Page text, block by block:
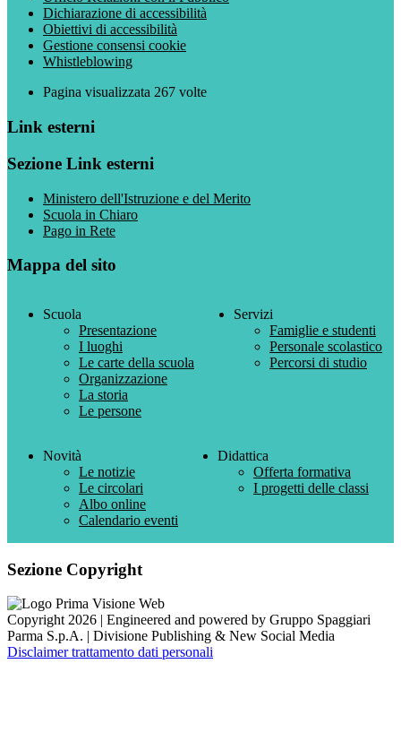
Dichiarazione di accessibilità
Obiettivi di accessibilità
Gestione consensi cookie
Whistleblowing
Pagina visualizzata 267 volte
Link esterni
Sezione Link esterni
Ministero dell'Istruzione e del Merito
Scuola in Chiaro
Pago in Rete
Mappa del sito
Scuola
Presentazione
I luoghi
Le carte della scuola
Organizzazione
La storia
Le persone
Servizi
Famiglie e studenti
Personale scolastico
Percorsi di studio
Novità
Le notizie
Le circolari
Albo online
Calendario eventi
Didattica
Offerta formativa
I progetti delle classi
Sezione Copyright
Copyright 2026 | Engineered and powered by Gruppo Spaggiari
Parma S.p.A. | Divisione Publishing & New Social Media
Disclaimer trattamento dati personali